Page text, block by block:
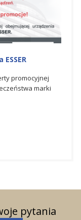
promocyjnej
marki
pytania